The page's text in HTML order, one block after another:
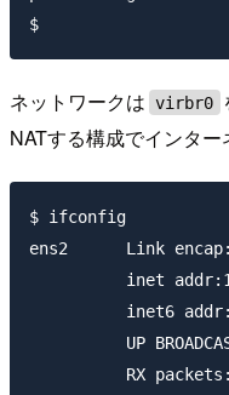
ネットワークは virbr0
NATする構成でインター
$ ifconfig
ens2      Link
inet
inet6
UP
RX